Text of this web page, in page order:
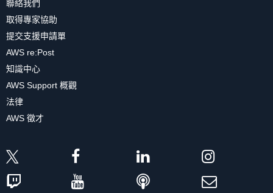
聯絡我們
取得專家協助
提交支援申請單
AWS re:Post
知識中心
AWS Support 概觀
法律
AWS 徵才